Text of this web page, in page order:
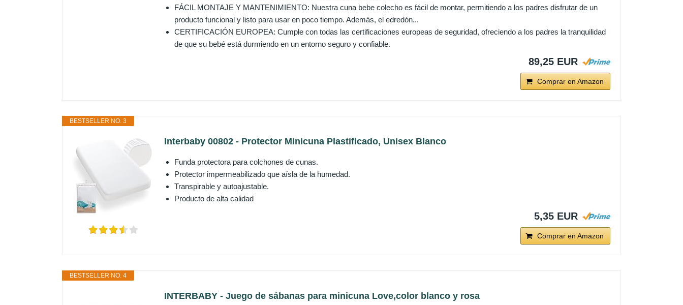
FÁCIL MONTAJE Y MANTENIMIENTO: Nuestra cuna bebe colecho es fácil de montar, permitiendo a los padres disfrutar de un
producto funcional y listo para usar en poco tiempo. Además, el edredón...
CERTIFICACIÓN EUROPEA: Cumple con todas las certificaciones europeas de seguridad, ofreciendo a los padres la tranquilidad
de que su bebé está durmiendo en un entorno seguro y confiable.
89,25 EUR
Comprar en Amazon
BESTSELLER NO. 3
Interbaby 00802 - Protector Minicuna Plastificado, Unisex Blanco
Funda protectora para colchones de cunas.
Protector impermeabilizado que aísla de la humedad.
Transpirable y autoajustable.
Producto de alta calidad
5,35 EUR
Comprar en Amazon
BESTSELLER NO. 4
INTERBABY - Juego de sábanas para minicuna Love,color blanco y rosa